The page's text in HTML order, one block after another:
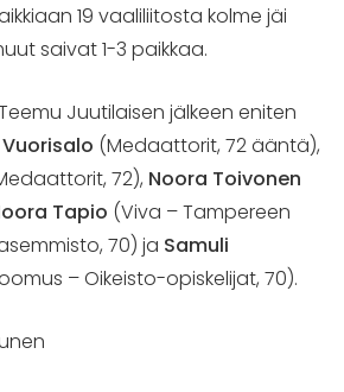
19 vaaliliitosta kolme jäi
saivat 1-3 paikkaa.
Juutilaisen jälkeen eniten
(Medaattorit, 72 ääntä),
72), Noora Toivonen
Tapio (Viva – Tampereen
70) ja Samuli
– Oikeisto-opiskelijat, 70).